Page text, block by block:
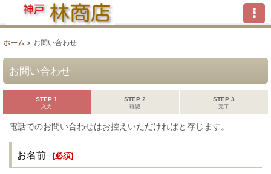
ホーム > お問い合わせ
お問い合わせ
STEP 1
入力
STEP 2
確認
STEP 3
完了
電話でのお問い合わせはお控えいただければと存じます。
お名前 [必須]